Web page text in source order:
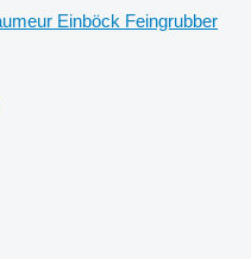
Einböck Feingrubber